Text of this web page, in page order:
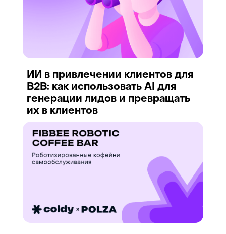
ИИ в привлечении клиентов для
B2B: как использовать AI для
генерации лидов и превращать
их в клиентов